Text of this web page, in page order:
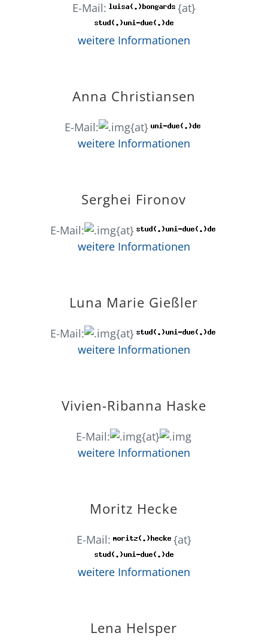
E-Mail: {at}
weitere Informationen
Anna Christiansen
E-Mail:
{at}
weitere Informationen
Serghei Fironov
E-Mail:
{at}
weitere Informationen
Luna Marie Gießler
E-Mail:
{at}
weitere Informationen
Vivien-Ribanna Haske
E-Mail:
{at}
weitere Informationen
Moritz Hecke
E-Mail: {at}
weitere Informationen
Lena Helsper